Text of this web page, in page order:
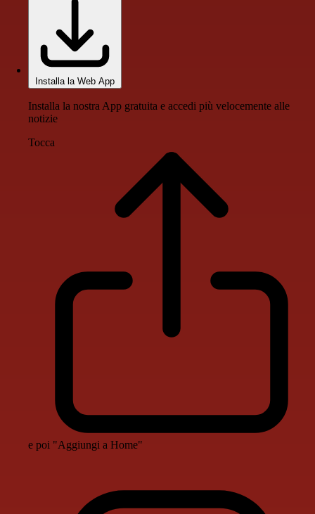
Installa la Web App
Installa la nostra App gratuita e accedi più velocemente alle
notizie
Tocca
e poi "Aggiungi a Home"